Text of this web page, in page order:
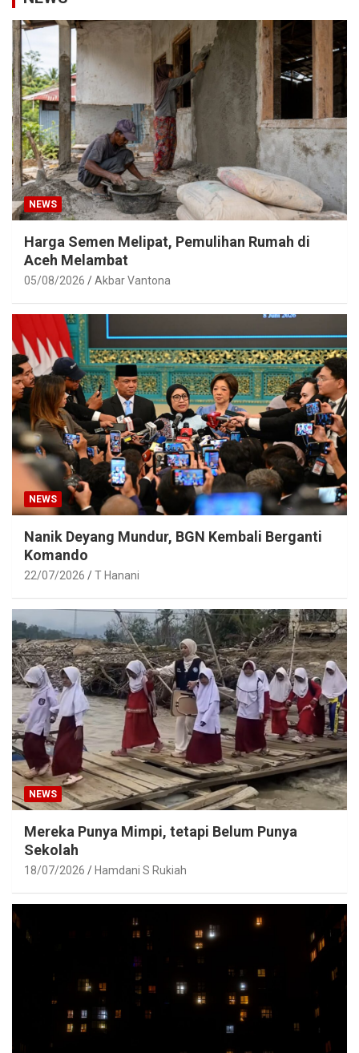
NEWS
Harga Semen Melipat, Pemulihan Rumah di
Aceh Melambat
05/08/2026 Akbar Vantona
NEWS
Nanik Deyang Mundur, BGN Kembali Berganti
Komando
22/07/2026 T Hanani
NEWS
Mereka Punya Mimpi, tetapi Belum Punya
Sekolah
18/07/2026 Hamdani S Rukiah